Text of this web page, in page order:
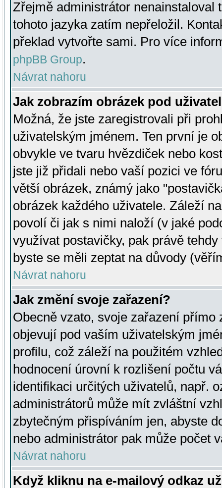
Zřejmě administrátor nenainstaloval
tohoto jazyka zatím nepřeložil.
překlad vytvořte sami. Pro více
phpBB Group.
Návrat nahoru
Jak zobrazím obrázek pod
Možná, že jste zaregistrovali při
uživatelským jménem. Ten první je
obvykle ve tvaru hvězdiček nebo
jste již přidali nebo vaší pozici ve
větší obrázek, známý jako
obrázek každého uživatele. Záleží
povolí či jak s nimi naloží (v jaké
využívat postavičky, pak právě
byste se měli zeptat na důvody
Návrat nahoru
Jak změní svoje zařazení?
Obecně vzato, svoje zařazení přímo
objevují pod vaším uživatelským
profilu, což záleží na použitém
hodnocení úrovní k rozlišení počtu
identifikaci určitých uživatelů, např.
administrátorů může mít zvláštní
zbytečným přispíváním jen, abyste
nebo administrátor pak může počet
Návrat nahoru
Když kliknu na e-mailový odkaz